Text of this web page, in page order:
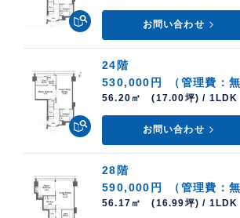
お問い合わせ
24階
530,000円
（管理費：無
56.20㎡ (17.00坪) / 1LDK
お問い合わせ
28階
590,000円
（管理費：無
56.17㎡ (16.99坪) / 1LDK